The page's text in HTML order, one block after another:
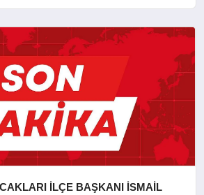
İLÇE BAŞKANI İSMAİL